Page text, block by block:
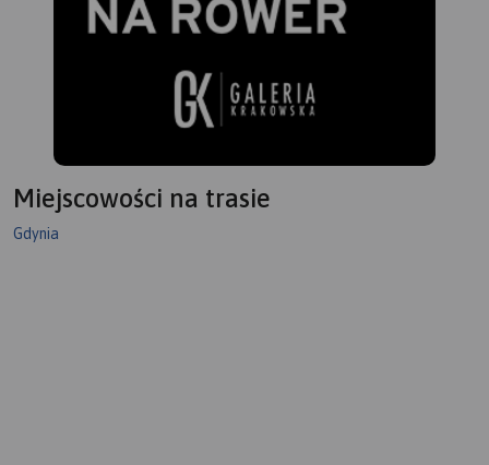
Miejscowości na trasie
Gdynia